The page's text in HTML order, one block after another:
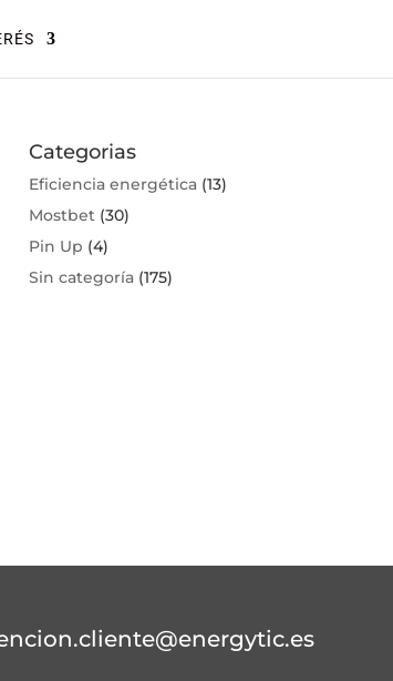
Categorias
Eficiencia energética (13)
Mostbet (30)
Pin Up (4)
Sin categoría (175)